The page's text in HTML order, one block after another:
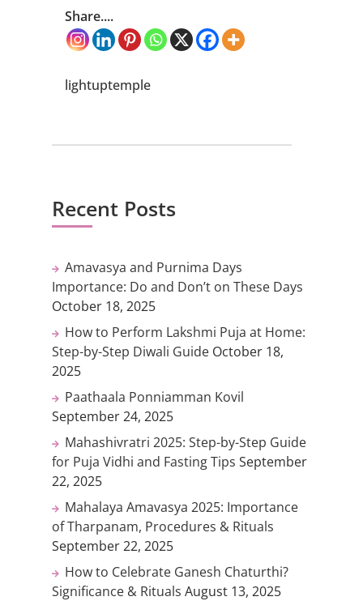
Share....
lightuptemple
Recent Posts
Amavasya and Purnima Days
Importance: Do and Don’t on These Days
October 18, 2025
How to Perform Lakshmi Puja at Home:
Step-by-Step Diwali Guide October 18,
2025
Paathaala Ponniamman Kovil
September 24, 2025
Mahashivratri 2025: Step-by-Step Guide
for Puja Vidhi and Fasting Tips September
22, 2025
Mahalaya Amavasya 2025: Importance
of Tharpanam, Procedures & Rituals
September 22, 2025
How to Celebrate Ganesh Chaturthi?
Significance & Rituals August 13, 2025